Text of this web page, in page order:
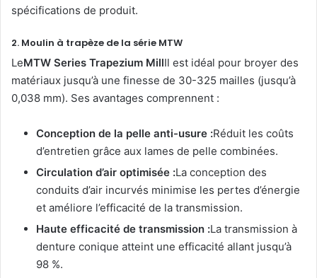
spécifications de produit.
2. Moulin à trapèze de la série MTW
LeMTW Series Trapezium MillIl est idéal pour broyer des
matériaux jusqu’à une finesse de 30-325 mailles (jusqu’à
0,038 mm). Ses avantages comprennent :
Conception de la pelle anti-usure :Réduit les coûts
d’entretien grâce aux lames de pelle combinées.
Circulation d’air optimisée :La conception des
conduits d’air incurvés minimise les pertes d’énergie
et améliore l’efficacité de la transmission.
Haute efficacité de transmission :La transmission à
denture conique atteint une efficacité allant jusqu’à
98 %.